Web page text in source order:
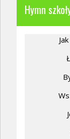
Hymn